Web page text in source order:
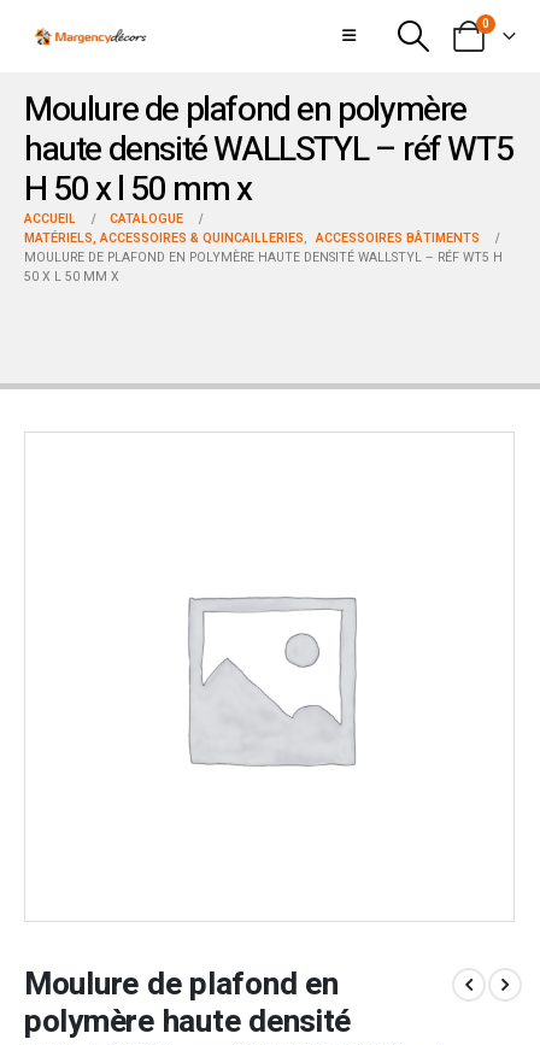
0
Moulure de plafond en polymère
haute densité WALLSTYL – réf WT5
H 50 x l 50 mm x
ACCUEIL
CATALOGUE
MATÉRIELS, ACCESSOIRES & QUINCAILLERIES, ACCESSOIRES BÂTIMENTS
MOULURE DE PLAFOND EN POLYMÈRE HAUTE DENSITÉ WALLSTYL – RÉF WT5 H
50 X L 50 MM X
Moulure de plafond en
polymère haute densité